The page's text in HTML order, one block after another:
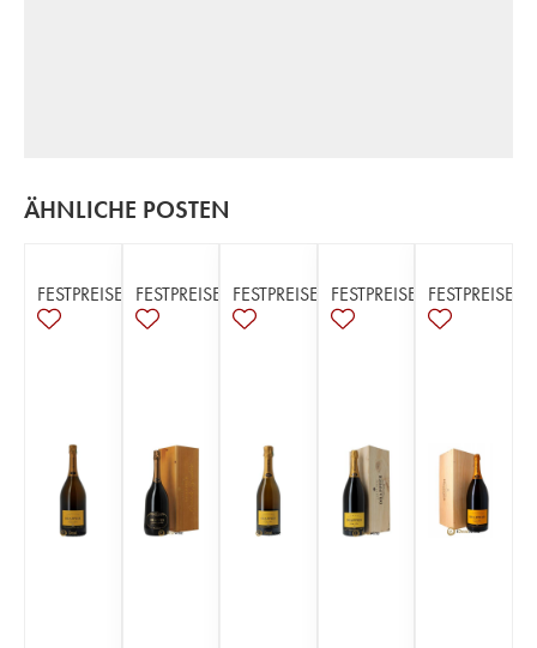
ÄHNLICHE POSTEN
FESTPREISE FESTPREISE FESTPREISE FESTPREISE FESTPREISE